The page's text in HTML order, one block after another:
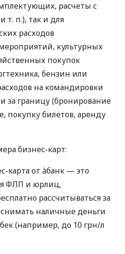
расчеты с
и т. п.), так и для
расходов
культурных
покупок
бензин или
на командировки
за границу (бронирование
покупку билетов, аренду
бизнес-карт:
карта от àбанк — это
ФЛП и юрлиц,
рассчитываться за
наличные деньги
(например, до 10 грн/л